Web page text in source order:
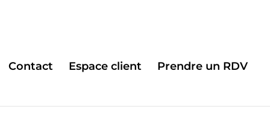
Contact Espace client Prendre un RDV